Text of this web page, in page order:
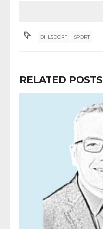
OHLSDORF SPORT
RELATED POSTS